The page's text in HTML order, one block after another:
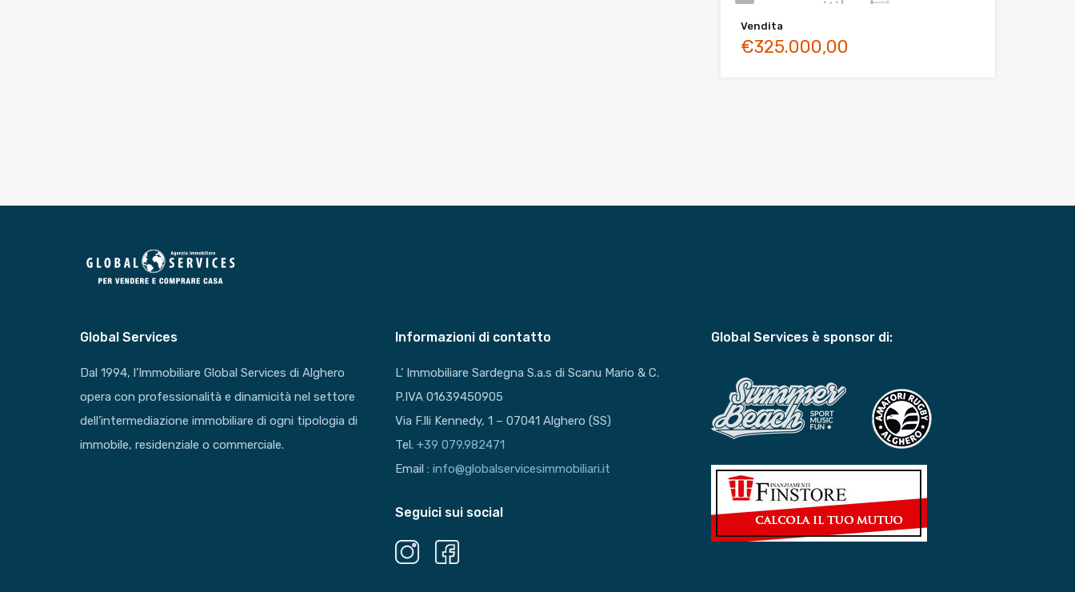
Vendita
€325.000,00
Global Services
Dal 1994, l’Immobiliare Global Services di Alghero
opera con professionalità e dinamicità nel settore
dell’intermediazione immobiliare di ogni tipologia di
immobile, residenziale o commerciale.
Informazioni di contatto
L’ Immobiliare Sardegna S.a.s di Scanu Mario & C.
P.IVA 01639450905
Via F.lli Kennedy, 1 – 07041 Alghero (SS)
Tel.+39 079.982471
Email :info@globalservicesimmobiliari.it
Seguici sui social
Global Services è sponsor di: